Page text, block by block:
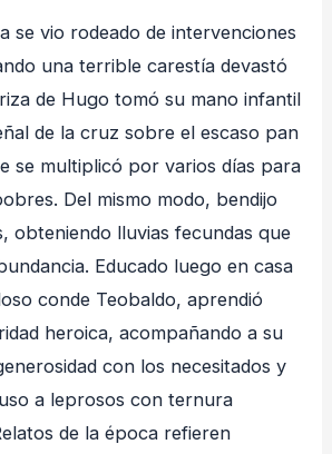
se vio rodeado de intervenciones
una terrible carestía devastó
de Hugo tomó su mano infantil
de la cruz sobre el escaso pan
se multiplicó por varios días para
Del mismo modo, bendijo
obteniendo lluvias fecundas que
Educado luego en casa
conde Teobaldo, aprendió
heroica, acompañando a su
con los necesitados y
a leprosos con ternura
de la época refieren